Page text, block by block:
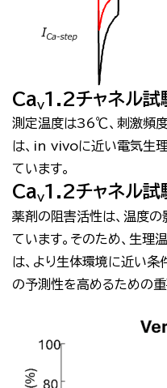
CaV1.2チャネル試
測定温度は36℃、刺激頻
は、 in vivoに近い電気生
ています。
CaV1.2チャネル試
薬剤の阻害活性は、温度
ています。そのため、生理
は、より生体環境に近い条
の予測性を高めるための重